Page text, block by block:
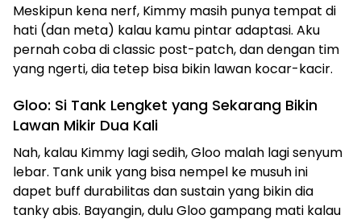
Meskipun kena nerf, Kimmy masih punya tempat di
hati (dan meta) kalau kamu pintar adaptasi. Aku
pernah coba di classic post-patch, dan dengan tim
yang ngerti, dia tetep bisa bikin lawan kocar-kacir.
Gloo: Si Tank Lengket yang Sekarang Bikin
Lawan Mikir Dua Kali
Nah, kalau Kimmy lagi sedih, Gloo malah lagi senyum
lebar. Tank unik yang bisa nempel ke musuh ini
dapet buff durabilitas dan sustain yang bikin dia
tanky abis. Bayangin, dulu Gloo gampang mati kalau